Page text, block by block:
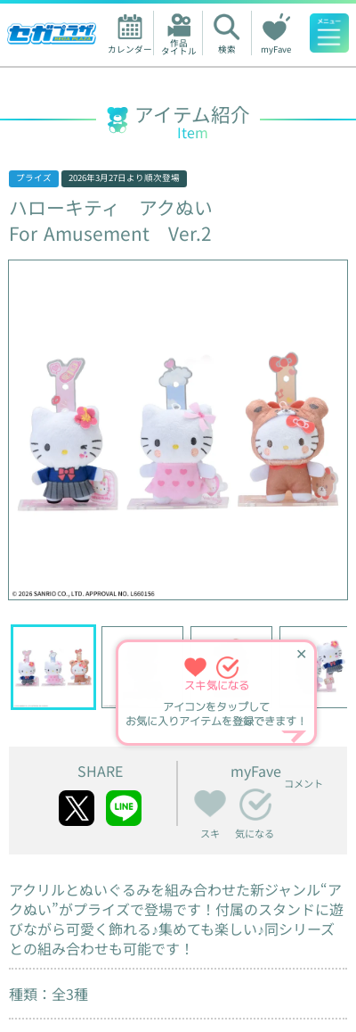
カレンダー 作品
タイトル 検索 myFave
人気ワード
アイテム紹介
Item
プライズ 2026年3月27日 より順次登場
ハローキティ
アクぬい
For Amusement Ver.2
✕
スキ気になる
アイコンをタップして
お気に入りアイテムを登録できます！
SHARE myFave
スキ 気になる
コメント
アクリルとぬいぐるみを組み合わせた新ジャンル“ア
クぬい”がプライズで登場です！付属のスタンドに遊
びながら可愛く飾れる♪集めても楽しい♪同シリーズ
との組み合わせも可能です！
種類：全3種